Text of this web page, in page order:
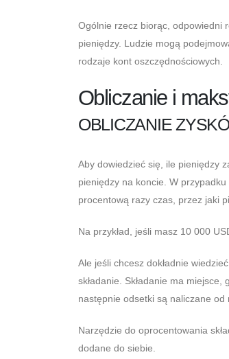
Ogólnie rzecz biorąc, odpowiedni
pieniędzy. Ludzie mogą
rodzaje kont oszczędnościowych.
Obliczanie i
OBLICZANIE
Aby dowiedzieć się, ile pieniędzy
pieniędzy na koncie. W
procentową razy czas, przez jaki
Na przykład, jeśli masz 10 000
Ale jeśli chcesz dokładnie
składanie. Składanie ma
następnie odsetki są naliczane od
Narzędzie do oprocentowania
dodane do siebie.